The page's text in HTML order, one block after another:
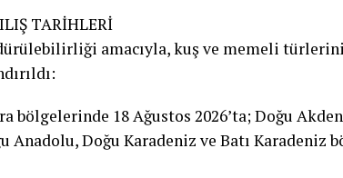
TARİHLERİ
amacıyla, kuş ve memeli
bölgelerinde 18 Ağustos 2026’ta; Doğu
Anadolu, Doğu Karadeniz ve Batı Karadeniz